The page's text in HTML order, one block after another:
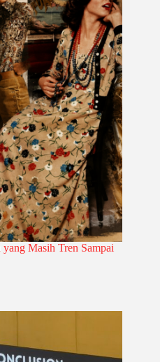
Masih Tren Sampai